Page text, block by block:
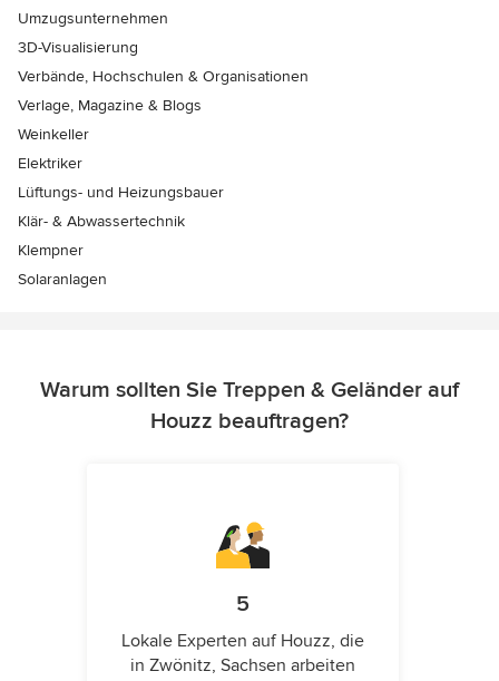
Umzugsunternehmen
3D-Visualisierung
Verbände, Hochschulen & Organisationen
Verlage, Magazine & Blogs
Weinkeller
Elektriker
Lüftungs- und Heizungsbauer
Klär- & Abwassertechnik
Klempner
Solaranlagen
Warum sollten Sie Treppen & Geländer auf
Houzz beauftragen?
5
Lokale Experten auf Houzz, die
in Zwönitz, Sachsen arbeiten